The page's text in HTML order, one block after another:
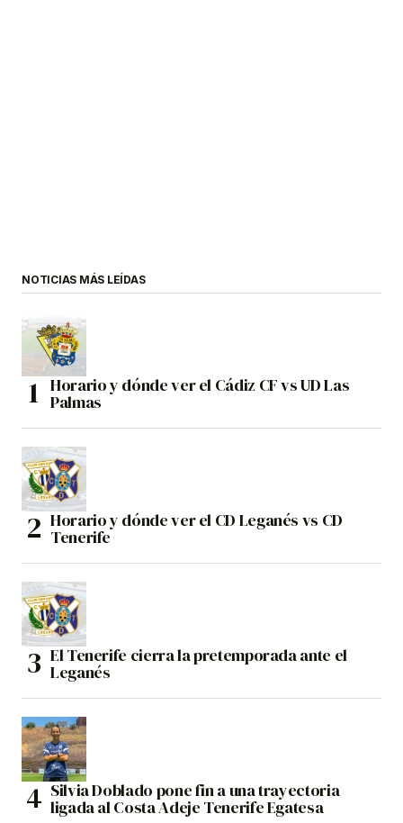
NOTICIAS MÁS LEÍDAS
Horario y dónde ver el Cádiz CF vs UD Las
Palmas
Horario y dónde ver el CD Leganés vs CD
Tenerife
El Tenerife cierra la pretemporada ante el
Leganés
Silvia Doblado pone fin a una trayectoria
ligada al Costa Adeje Tenerife Egatesa